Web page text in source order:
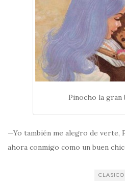
Pinocho la gran
—Yo también me alegro de verte,
ahora conmigo como un buen